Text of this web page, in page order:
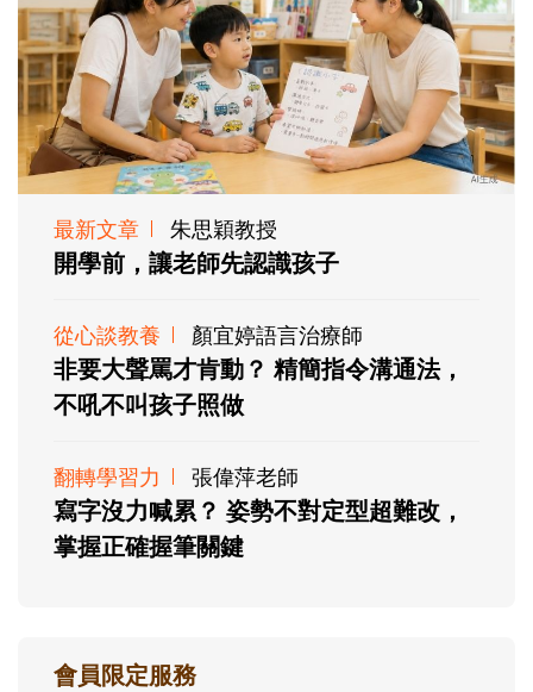
最新文章 朱思穎教授
開學前，讓老師先認識孩子
從心談教養 顏宜婷語言治療師
非要大聲罵才肯動？ 精簡指令溝通法，
不吼不叫孩子照做
翻轉學習力 張偉萍老師
寫字沒力喊累？ 姿勢不對定型超難改，
掌握正確握筆關鍵
會員限定服務